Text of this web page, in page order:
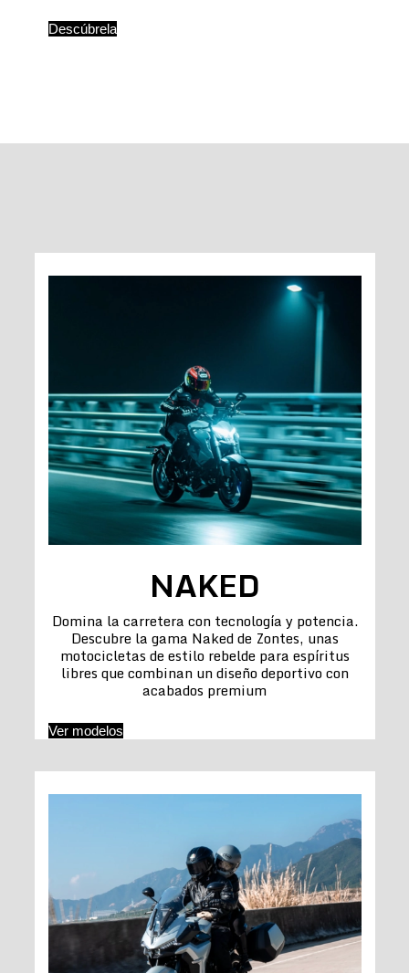
Descúbrela
NAKED
Domina la carretera con tecnología y potencia.
Descubre la gama Naked de Zontes, unas
motocicletas de estilo rebelde para espíritus
libres que combinan un diseño deportivo con
acabados premium
Ver modelos